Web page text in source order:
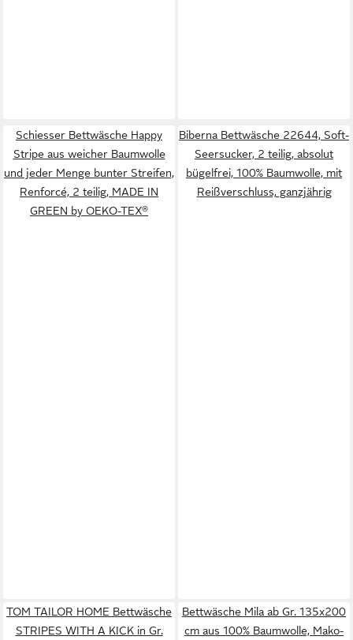
Schiesser Bettwäsche Happy
Stripe aus weicher Baumwolle
und jeder Menge bunter Streifen,
Renforcé, 2 teilig, MADE IN
GREEN by OEKO-TEX®
Biberna Bettwäsche 22644, Soft-
Seersucker, 2 teilig, absolut
bügelfrei, 100% Baumwolle, mit
Reißverschluss, ganzjährig
TOM TAILOR HOME Bettwäsche
STRIPES WITH A KICK in Gr.
Bettwäsche Mila ab Gr. 135x200
cm aus 100% Baumwolle, Mako-